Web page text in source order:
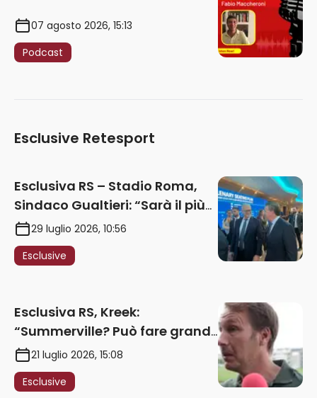
07 agosto 2026, 15:13
Podcast
Esclusive Retesport
Esclusiva RS – Stadio Roma,
Sindaco Gualtieri: “Sarà il più
iconico del mondo. Assoluta
unità politica. Prima pietra nel
2027. Ricorsi strumentali?
29 luglio 2026, 10:56
Esclusive
Esclusiva RS, Kreek:
“Summerville? Può fare grandi
cose in Serie A. Godts deve
maturare esperienza per
giocare nella Roma”
21 luglio 2026, 15:08
Esclusive